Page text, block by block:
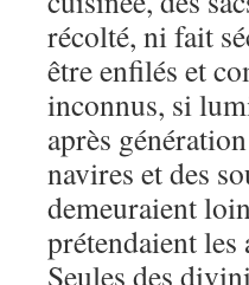
récolté, ni fait
être enfilés et
inconnus, si
après
navires et des
demeuraient
prétendaient
Seules des